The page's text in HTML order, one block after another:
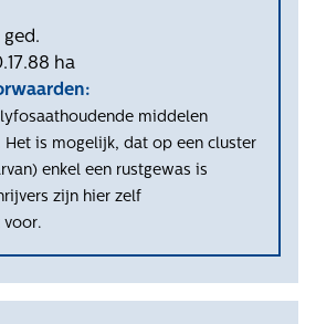
ged.
ha
middelen
is mogelijk, dat op een cluster
enkel een rustgewas is
zijn hier zelf
voor.